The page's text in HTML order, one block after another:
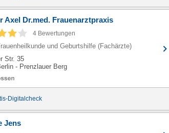
Axel Dr.med. Frauenarztpraxis
4 Bewertungen
und Geburtshilfe (Fachärzte)
Str. 35
- Prenzlauer Berg
Digitalcheck
Jens